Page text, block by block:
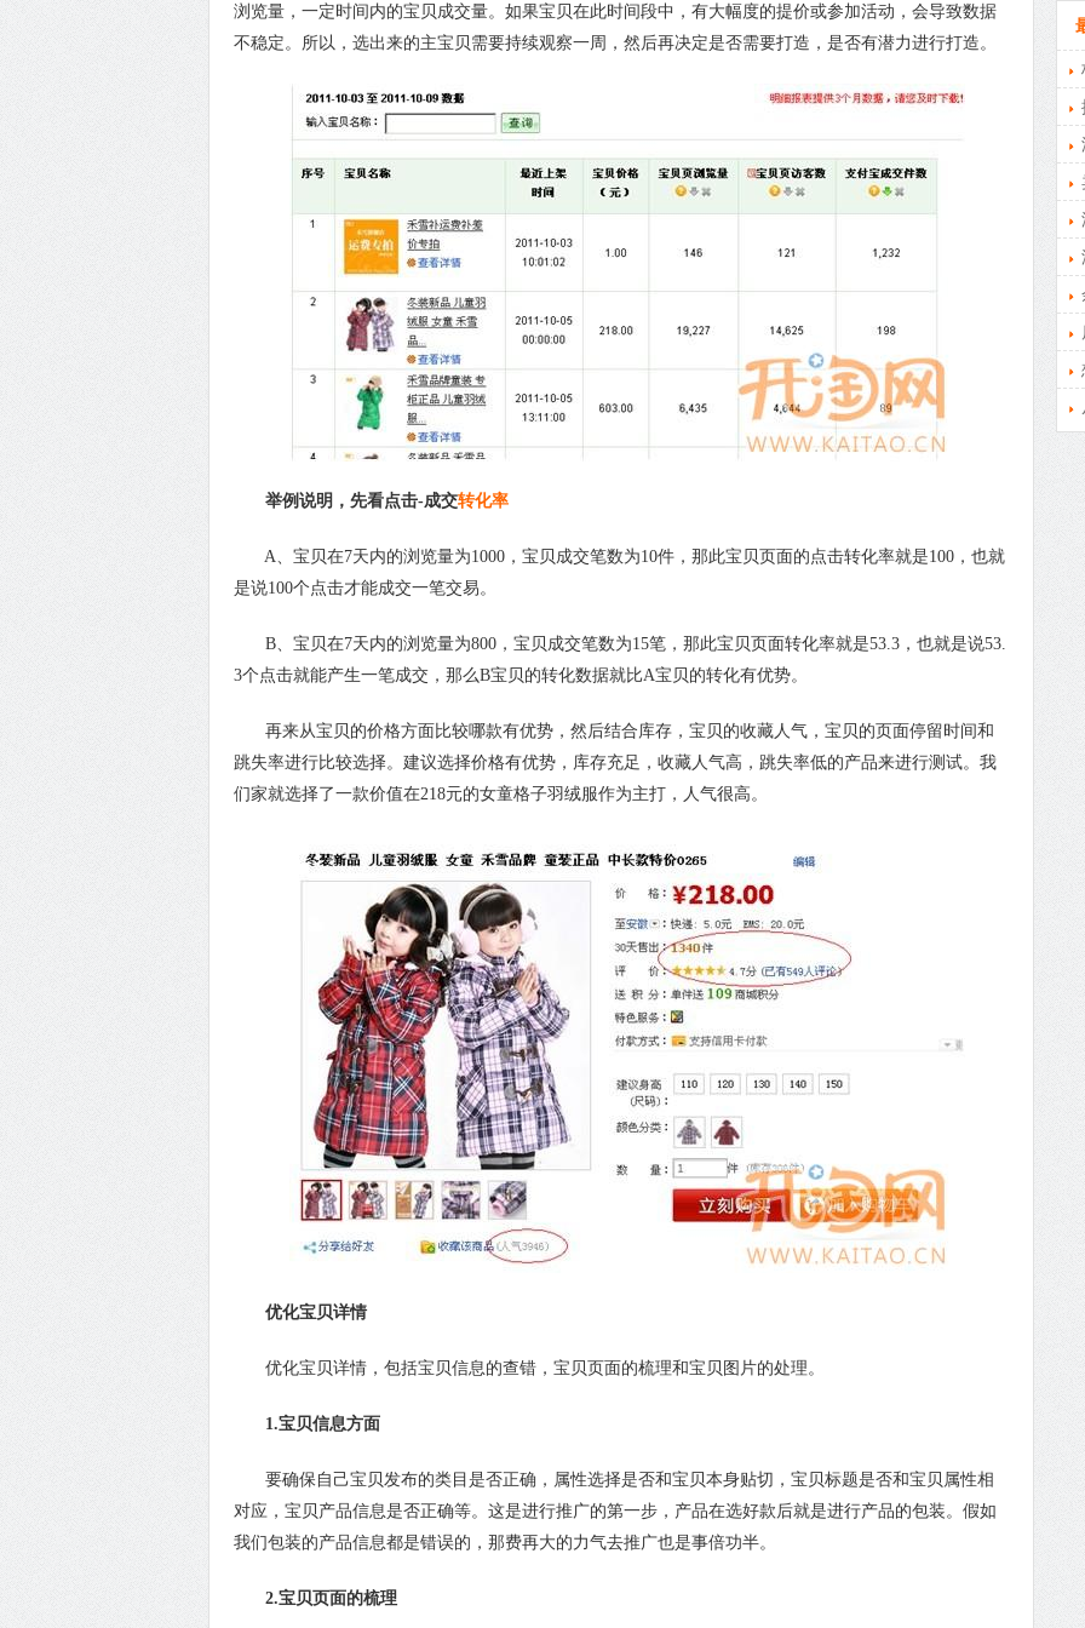
浏览量，一定时间内的宝贝成交量。如果宝贝在此时间段中，有大幅度的提价或参加活动，会导致数据
不稳定。所以，选出来的主宝贝需要持续观察一周，然后再决定是否需要打造，是否有潜力进行打造。
举例说明，先看点击-成交转化率
A、宝贝在7天内的浏览量为1000，宝贝成交笔数为10件，那此宝贝页面的点击转化率就是100，也就
是说100个点击才能成交一笔交易。
B、宝贝在7天内的浏览量为800，宝贝成交笔数为15笔，那此宝贝页面转化率就是53.3，也就是说53.
3个点击就能产生一笔成交，那么B宝贝的转化数据就比A宝贝的转化有优势。
再来从宝贝的价格方面比较哪款有优势，然后结合库存，宝贝的收藏人气，宝贝的页面停留时间和
跳失率进行比较选择。建议选择价格有优势，库存充足，收藏人气高，跳失率低的产品来进行测试。我
们家就选择了一款价值在218元的女童格子羽绒服作为主打，人气很高。
优化宝贝详情
优化宝贝详情，包括宝贝信息的查错，宝贝页面的梳理和宝贝图片的处理。
1.宝贝信息方面
要确保自己宝贝发布的类目是否正确，属性选择是否和宝贝本身贴切，宝贝标题是否和宝贝属性相
对应，宝贝产品信息是否正确等。这是进行推广的第一步，产品在选好款后就是进行产品的包装。假如
我们包装的产品信息都是错误的，那费再大的力气去推广也是事倍功半。
2.宝贝页面的梳理